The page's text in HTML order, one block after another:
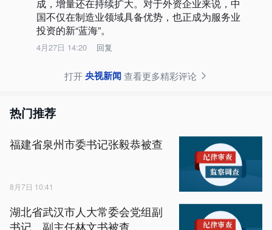
成，增量还在持续扩大。对于外资企业来说，中
国不仅在制造业领域具备优势，也正成为服务业
投资的新“蓝海”。
4月27日 14:20 回复
打开央视新闻查看更多精彩评论
热门推荐
福建省泉州市委书记张毅恭被查
8月7日 10:41
湖北省武汉市人大常委会党组副
书记、副主任林文书被查